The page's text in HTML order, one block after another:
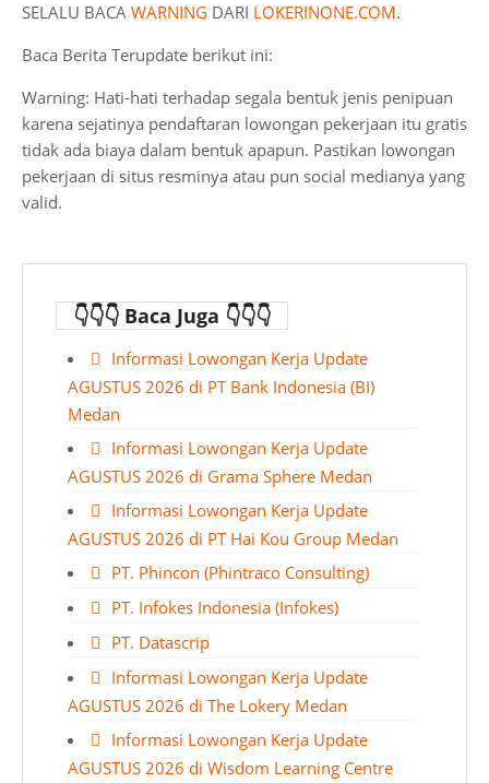
SELALU BACA WARNING DARI LOKERINONE.COM.
Baca Berita Terupdate berikut ini:
Warning: Hati-hati terhadap segala bentuk jenis penipuan
karena sejatinya pendaftaran lowongan pekerjaan itu gratis
tidak ada biaya dalam bentuk apapun. Pastikan lowongan
pekerjaan di situs resminya atau pun social medianya yang
valid.
👇👇👇 Baca Juga 👇👇👇
Informasi Lowongan Kerja Update
AGUSTUS 2026 di PT Bank Indonesia (BI)
Medan
Informasi Lowongan Kerja Update
AGUSTUS 2026 di Grama Sphere Medan
Informasi Lowongan Kerja Update
AGUSTUS 2026 di PT Hai Kou Group Medan
PT. Phincon (Phintraco Consulting)
PT. Infokes Indonesia (Infokes)
PT. Datascrip
Informasi Lowongan Kerja Update
AGUSTUS 2026 di The Lokery Medan
Informasi Lowongan Kerja Update
AGUSTUS 2026 di Wisdom Learning Centre